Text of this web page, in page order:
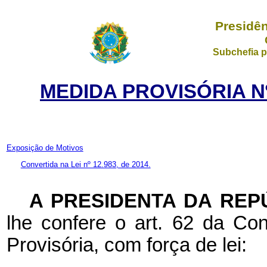
Subchefia
MEDIDA PROVISÓRIA
Exposição de Motivos
Convertida na Lei nº 12.983, de 2014.
A PRESIDENTA DA
lhe confere o art. 62 da
Provisória, com força de lei: